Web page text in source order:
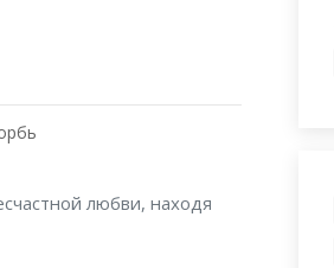
любви, находя